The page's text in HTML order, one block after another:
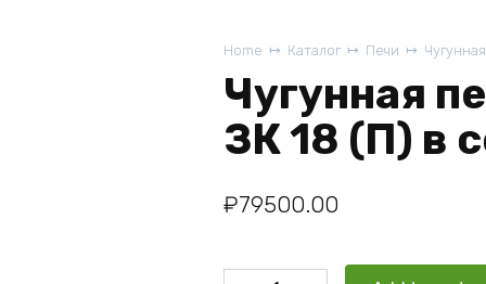
Home Каталог Печи
Чугунная
ЗК 18 (П) в
₽79500.00
Чугунная